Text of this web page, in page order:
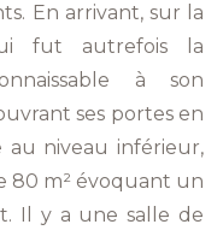
En arrivant, sur la
fut autrefois la
à son
ses portes en
au niveau inférieur,
80 m² évoquant un
Il y a une salle de